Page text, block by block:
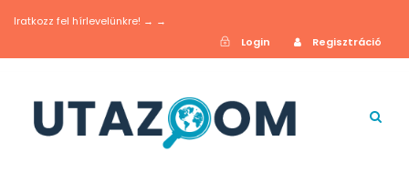
Iratkozz fel hírlevelünkre! → →
Login
Regisztráció